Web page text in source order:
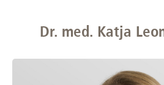
Dr. med. Katja